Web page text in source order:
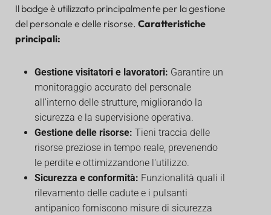
Il badge è utilizzato principalmente per la gestione
del personale e delle risorse. Caratteristiche
principali:
Gestione visitatori e lavoratori: Garantire un
monitoraggio accurato del personale
all'interno delle strutture, migliorando la
sicurezza e la supervisione operativa.
Gestione delle risorse: Tieni traccia delle
risorse preziose in tempo reale, prevenendo
le perdite e ottimizzandone l'utilizzo.
Sicurezza e conformità: Funzionalità quali il
rilevamento delle cadute e i pulsanti
antipanico forniscono misure di sicurezza